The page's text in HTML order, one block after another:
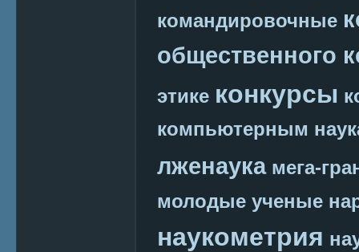
командировочные
общественного
этике конкурсы
компьютерным
лженаука мега-
молодые ученые
наукометрия